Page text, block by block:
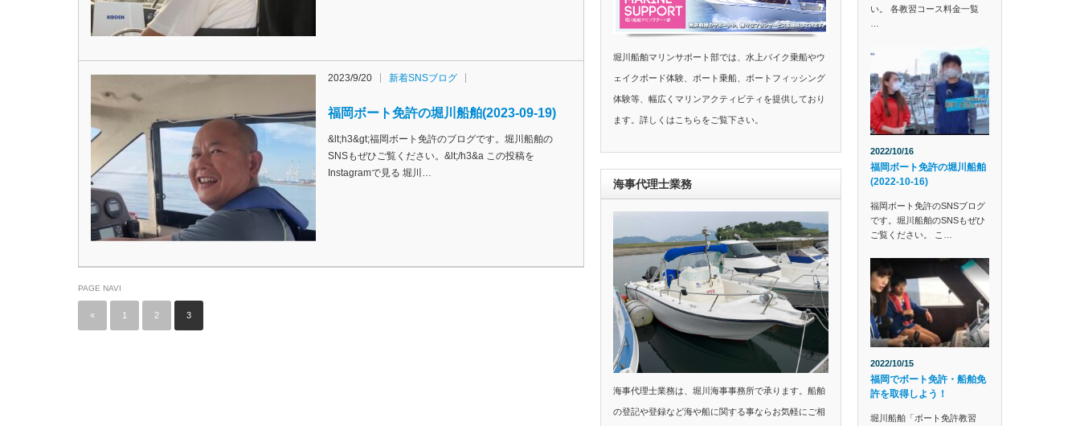
2023/9/20 新着SNSブログ
福岡ボート免許の堀川船舶(2023-09-19)
&lt;h3&gt;福岡ボート免許のブログです。堀川船舶の
SNSもぜひご覧ください。&lt;/h3&a この投稿を
Instagramで見る 堀川…
PAGE NAVI
« 1 2 3
堀川船舶マリンサポート部では、水上バイク乗船やウ
ェイクボード体験、ボート乗船、ボートフィッシング
体験等、幅広くマリンアクティビティを提供しており
ます。詳しくはこちらをご覧下さい。
海事代理士業務
海事代理士業務は、堀川海事事務所で承ります。船舶
の登記や登録など海や船に関する事ならお気軽にご相
い。 各教習コース料金一覧
2022/10/16
福岡ボート免許の堀川船舶
(2022-10-16)
福岡ボート免許のSNSブログ
です。堀川船舶のSNSもぜひ
ご覧ください。 こ…
2022/10/15
福岡でボート免許・船舶免
許を取得しよう！
堀川船舶「ボート免許教習